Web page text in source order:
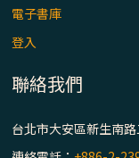
電子書庫
登入
聯絡我們
台北市大安區新生南